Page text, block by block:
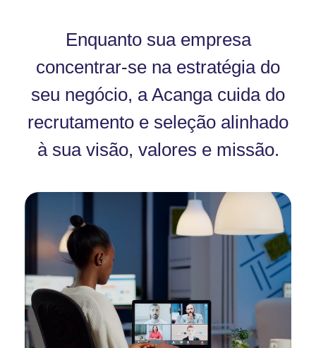
Enquanto sua empresa
concentrar-se na estratégia do
seu negócio, a Acanga cuida do
recrutamento e seleção alinhado
à sua visão, valores e missão.